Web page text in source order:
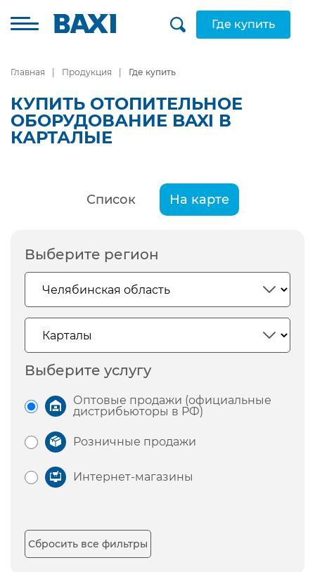
Где купить
Главная Продукция Где купить
КУПИТЬ ОТОПИТЕЛЬНОЕ
ОБОРУДОВАНИЕ BAXI В
КАРТАЛЫЕ
Список На карте
Выберите регион
Выберите услугу
Оптовые продажи (официальные
дистрибьюторы в РФ)
Розничные продажи
Интернет-магазины
Сбросить все фильтры